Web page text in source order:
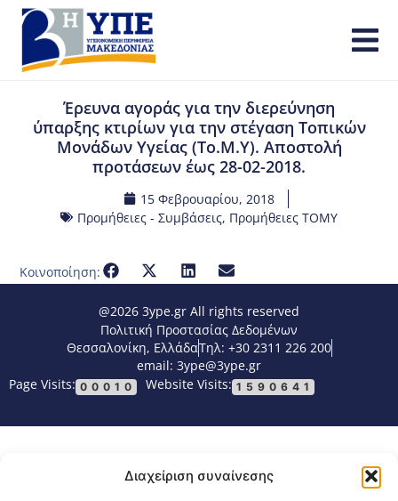
Διαχείριση συναίνεσης
Έρευνα αγοράς για την διερεύνηση
ύπαρξης κτιρίων για την στέγαση Τοπικών
Μονάδων Υγείας (Το.Μ.Υ). Αποστολή
προτάσεων έως 28-02-2018.
15 Φεβρουαρίου, 2018
Προμήθειες - Συμβάσεις, Προμήθειες ΤΟΜΥ
Κοινοποίηση:
@2026 3ype.gr All rights reserved
Πολιτική Προστασίας Δεδομένων
Θεσσαλονίκη, ΕλλάδαΤηλ: +30 2311 226 200
email: 3ype@3ype.gr
Page Visits: 00010 Website Visits: 1590641